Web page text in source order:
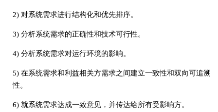
2) 对系统需求进行结构化和优先排序。
3) 分析系统需求的正确性和技术可行性。
4) 分析系统需求对运行环境的影响。
5) 在系统需求和利益相关方需求之间建立一致性和双向可追溯
性。
6) 就系统需求达成一致意见，并传达给所有受影响方。